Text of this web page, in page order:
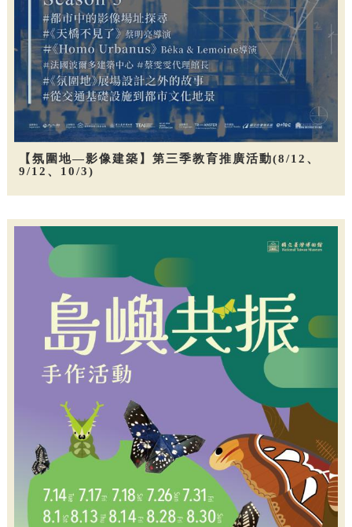
【氛圍地—影像建築】第三季教育推廣活動(8/12、
9/12、10/3)